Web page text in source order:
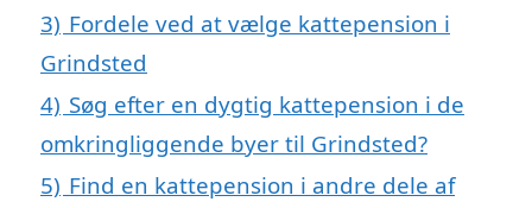
3) Fordele ved at vælge kattepension i
Grindsted
4) Søg efter en dygtig kattepension i de
omkringliggende byer til Grindsted?
5) Find en kattepension i andre dele af